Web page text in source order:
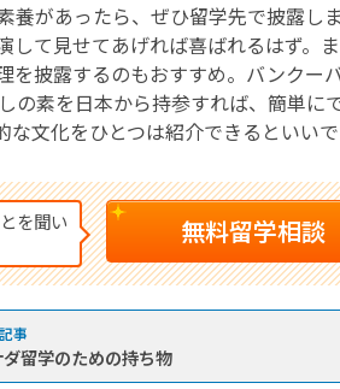
養があったら、ぜひ留学先で披露し
して見せてあげれば喜ばれるはず。
を披露するのもおすすめ。バンクー
の素を日本から持参すれば、簡単に
文化をひとつは紹介できるといいで
を聞い
無料留学相談
ダ留学のための持ち物